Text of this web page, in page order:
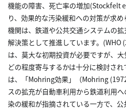
機能の障害、死亡率の増加(Stockfelt
り、効果的な汚染緩和への対策が求
機関は、鉄道や公共交通システムの
解決策として推進しています。(WHO
は、莫大な初期投資が必要ですが、
どの程度寄与するかは十分に検討さ
は、「Mohring効果」（Mohring
スの拡充が自動車利用から鉄道利用
染の緩和が指摘されている一方で、